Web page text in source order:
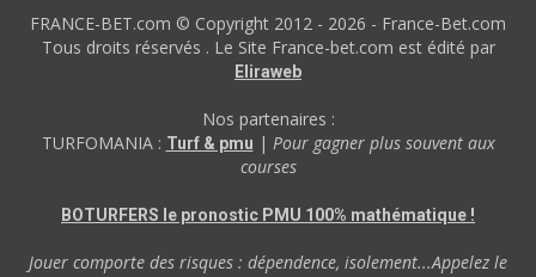
FRANCE-BET.com © Copyright 2012 - 2026 - France-Bet.com
Tous droits réservés . Le Site France-bet.com est édité par
Eliraweb
Nos partenaires :
TURFOMANIA : Turf & pmu | Pour gagner plus souvent aux
courses
BOTURFERS le pronostic PMU 100% mathématique !
Jouer comporte des risques : dépendence, isolement...Appelez le